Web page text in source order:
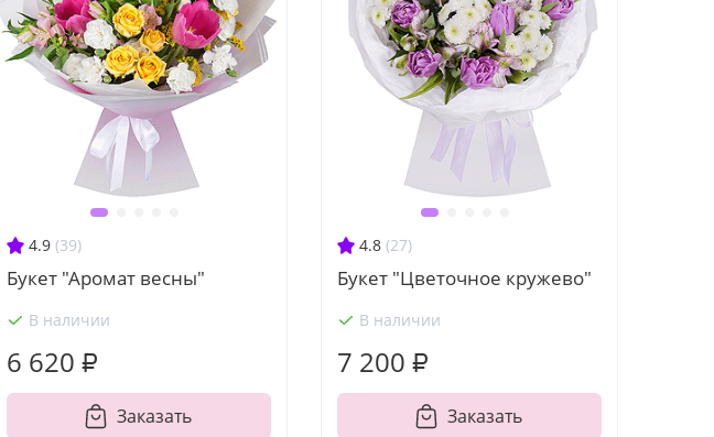
4.9 (39)
Букет "Аромат весны"
В наличии
6 620 ₽
Заказать
4.8 (27)
Букет "Цветочное кружево"
В наличии
7 200 ₽
Заказать